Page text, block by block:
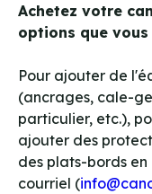
Achetez votre
options que
Pour ajouter de
(ancrages, cale-
particulier, etc.),
ajouter des
des plats-bords
courriel (